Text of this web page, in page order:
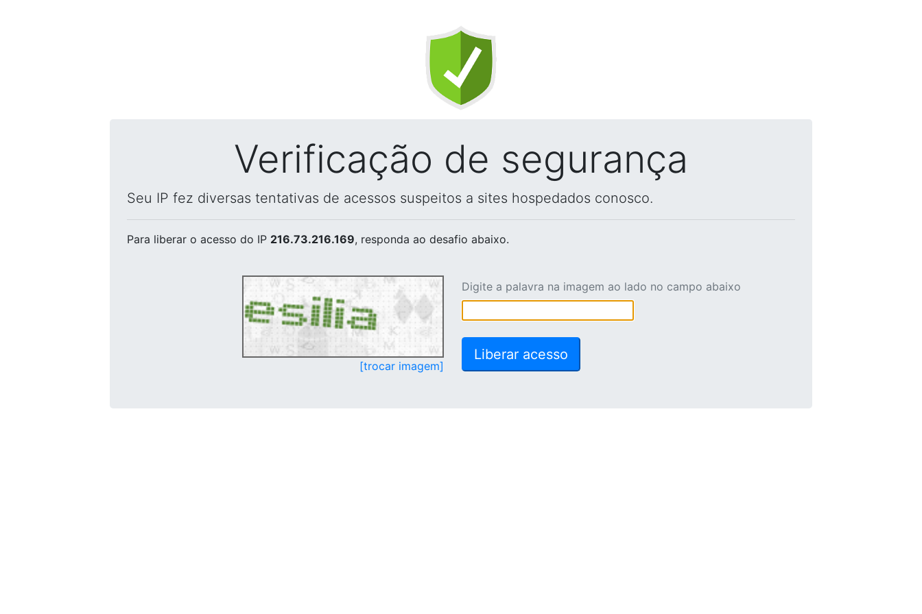
Verificação de segurança
Seu IP fez diversas tentativas de acessos suspeitos a sites hospedados conosco.
Para liberar o acesso do IP 216.73.216.169, responda ao desafio abaixo.
[trocar imagem]
Digite a palavra na imagem ao lado no campo abaixo